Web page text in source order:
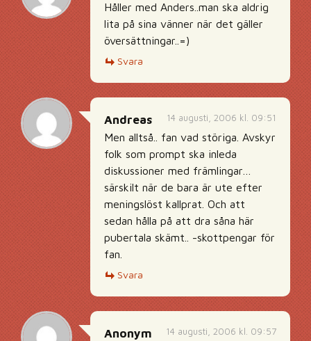
Håller med Anders..man ska aldrig
lita på sina vänner när det gäller
översättningar..=)
Svara
14 augusti, 2006 kl. 09:51
Andreas
Men alltså.. fan vad störiga. Avskyr
folk som prompt ska inleda
diskussioner med främlingar…
särskilt när de bara är ute efter
meningslöst kallprat. Och att
sedan hålla på att dra såna här
pubertala skämt.. -skottpengar för
fan.
Svara
14 augusti, 2006 kl. 09:57
Anonym